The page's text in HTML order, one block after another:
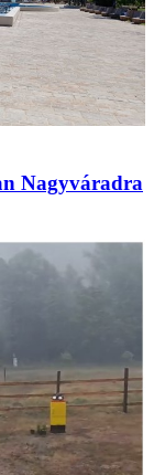
Nagyváradra